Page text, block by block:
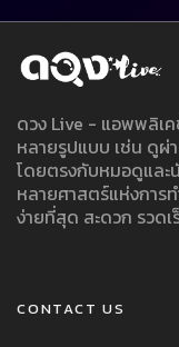
ดวง Live - แอพพลิเ
หลายรูปแบบ เช่น ดูผ่
โดยตรงกับหมอดูแล
หลายศาสตร์แห่งการ
ง่ายที่สุด สะดวก รวด
CONTACT US